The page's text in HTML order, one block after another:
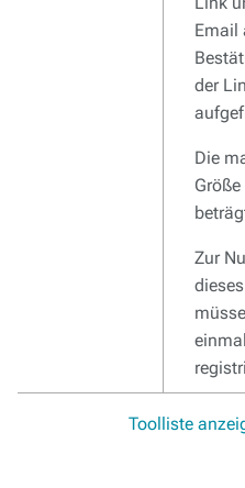
Email
der
Die
Zur
Toolliste